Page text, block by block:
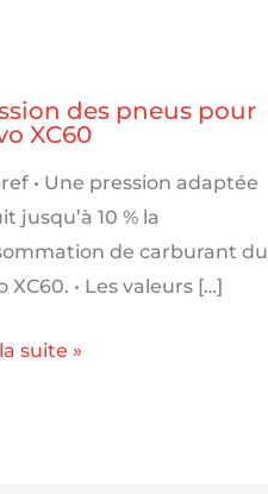
des pneus pour
XC60
• Une pression adaptée
jusqu’à 10 % la
de carburant du
XC60. • Les valeurs […]
suite »